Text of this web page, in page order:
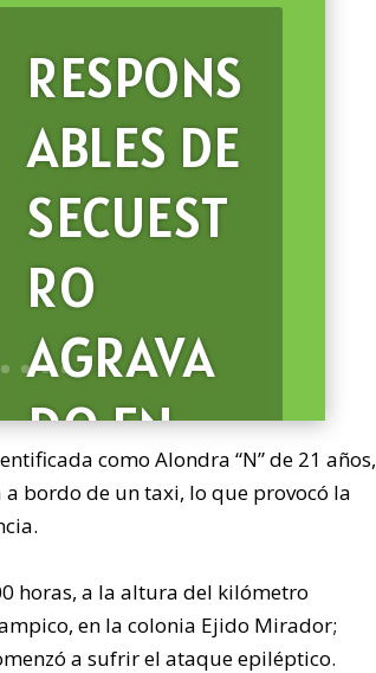
RESPONS
ABLES DE
SECUEST
RO
AGRAVA
DO EN
PÁNUCO
RECIBEN
CONDEN
como Alondra “N” de 21 años,
bordo de un taxi, lo que provocó la
horas, a la altura del kilómetro
en la colonia Ejido Mirador;
a sufrir el ataque epiléptico.